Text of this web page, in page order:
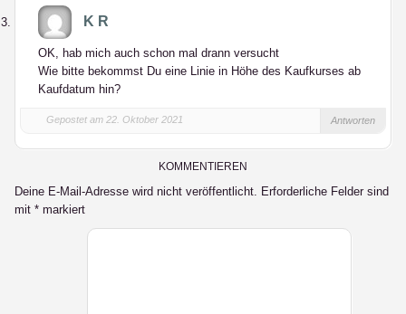
K R
OK, hab mich auch schon mal drann versucht
Wie bitte bekommst Du eine Linie in Höhe des Kaufkurses ab
Kaufdatum hin?
Gepostet am 22. Oktober 2021 Antworten
KOMMENTIEREN
Deine E-Mail-Adresse wird nicht veröffentlicht. Erforderliche Felder sind
mit * markiert